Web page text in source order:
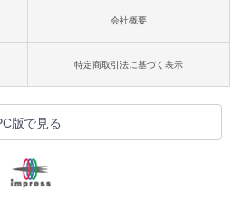
会社概要
特定商取引法に基づく表示
版で見る